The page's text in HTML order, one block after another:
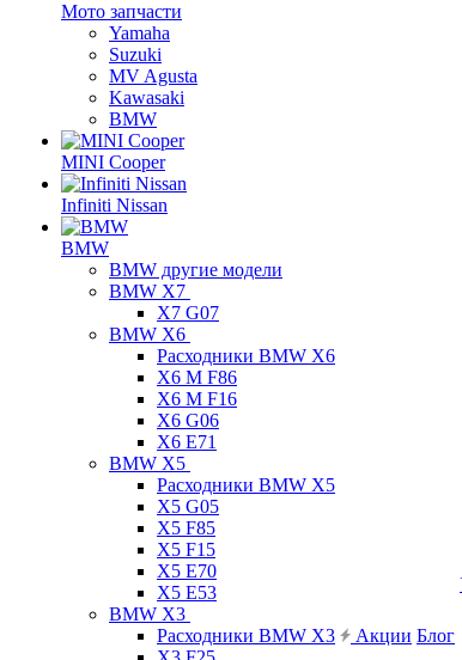
Мото запчасти
Yamaha
Suzuki
MV Agusta
Kawasaki
BMW
MINI Cooper
Infiniti Nissan
BMW
BMW другие модели
BMW X7
X7 G07
BMW X6
Расходники BMW X6
X6 M F86
X6 M F16
X6 G06
X6 E71
BMW X5
Расходники BMW X5
X5 G05
X5 F85
X5 F15
X5 E70
X5 E53
BMW X3
Расходники BMW X3
Акции Блог